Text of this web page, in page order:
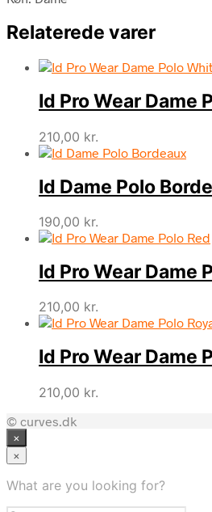
Relaterede varer
Id Pro Wear Dame
210,00 kr.
Id Dame Polo
190,00 kr.
Id Pro Wear Dame
210,00 kr.
Id Pro Wear Dame
210,00 kr.
© curves.dk
×
×
What are you looking for?